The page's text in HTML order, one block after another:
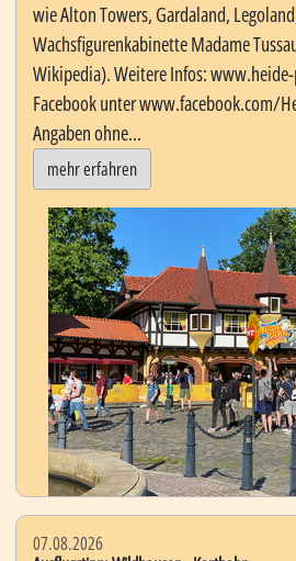
wie Alton Towers, Gardaland,
Wachsfigurenkabinette Madame
Wikipedia). Weitere Infos:
Facebook unter www.facebook.com/
Angaben ohne...
mehr erfahren
07.08.2026